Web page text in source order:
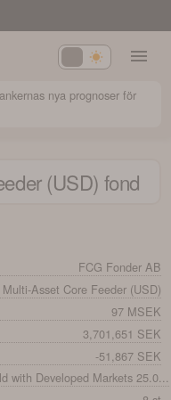
nya prognoser för
(USD) fond
FCG Fonder AB
Asset Core Feeder (USD)
97 MSEK
3,701,651 SEK
-51,867 SEK
with Developed Markets 25.0...